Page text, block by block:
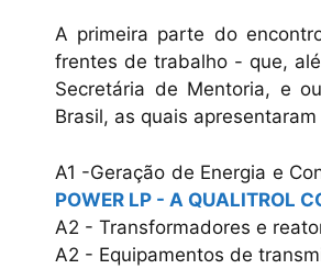
A primeira parte do
frentes de trabalho - que,
Secretária de Mentoria, e
Brasil, as quais
A1 -Geração de Energia e
POWER LP - A QUALITROL
A2 - Transformadores e
A2 - Equipamentos de